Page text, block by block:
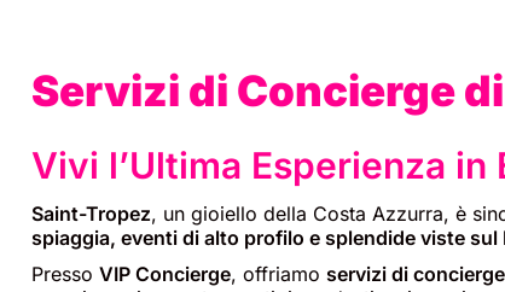
Servizi di Concierge
Vivi l’Ultima Esperienza in
Saint-Tropez, un gioiello della Costa Azzurra, è
spiaggia, eventi di alto profilo e splendide viste sul
Presso VIP Concierge, offriamo servizi di